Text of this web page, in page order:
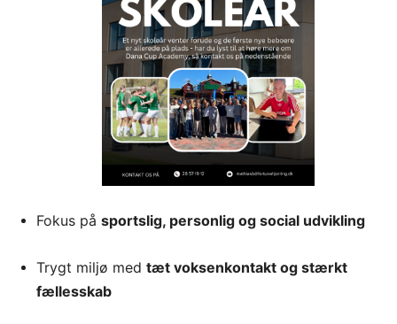
Fokus på sportslig, personlig og social udvikling
Trygt miljø med tæt voksenkontakt og stærkt
fællesskab